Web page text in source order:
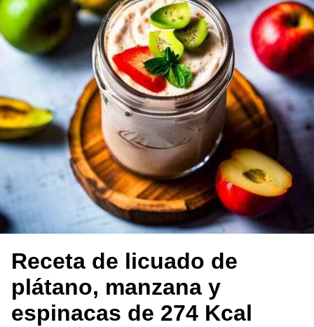
Receta de licuado de
plátano, manzana y
espinacas de 274 Kcal